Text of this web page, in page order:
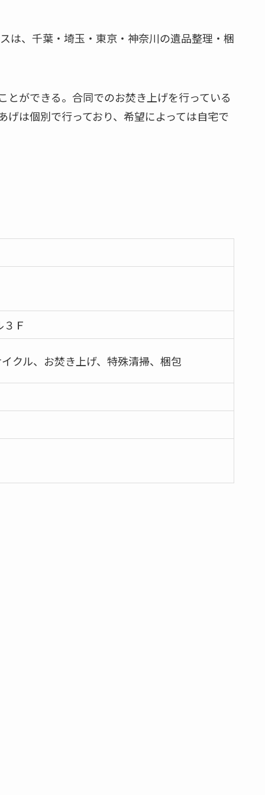
は、千葉・埼玉・東京・神奈川の遺品整理・梱
ができる。合同でのお焚き上げを行っている
は個別で行っており、希望によっては自宅で
Ｆ
クル、お焚き上げ、特殊清掃、梱包